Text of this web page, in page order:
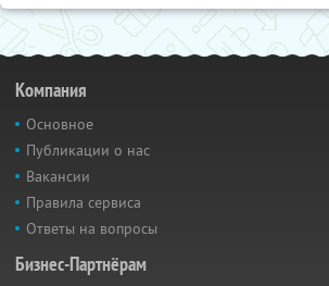
Компания
Основное
Публикации о нас
Вакансии
Правила сервиса
Ответы на вопросы
Бизнес-Партнёрам